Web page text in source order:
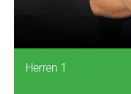
Herren 1